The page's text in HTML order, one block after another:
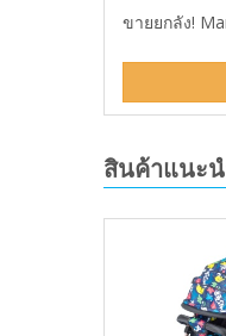
ขายยกลัง!
สินค้าแนะ